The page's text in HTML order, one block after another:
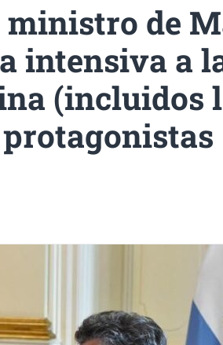
ministro de
intensiva a
(incluidos